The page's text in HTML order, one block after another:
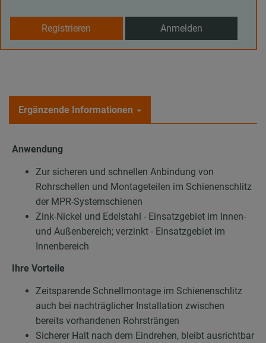
Registrieren Anmelden
Ergänzende Informationen
Anwendung
Zur sicheren und schnellen Anbindung von
Rohrschellen und Montageteilen im Schienenschlitz
der MPR-Systemschienen
Zink-Nickel und Edelstahl - Einsatzgebiet im Innen-
und Außenbereich; verzinkt - Einsatzgebiet im
Innenbereich
Ihre Vorteile
Zeitsparende Schnellmontage im Schienenschlitz
auch bei nachträglicher Installation zwischen
bereits vorhandenen Rohrsträngen
Sicherer Halt nach dem Eindrehen, bleibt ausrichtbar